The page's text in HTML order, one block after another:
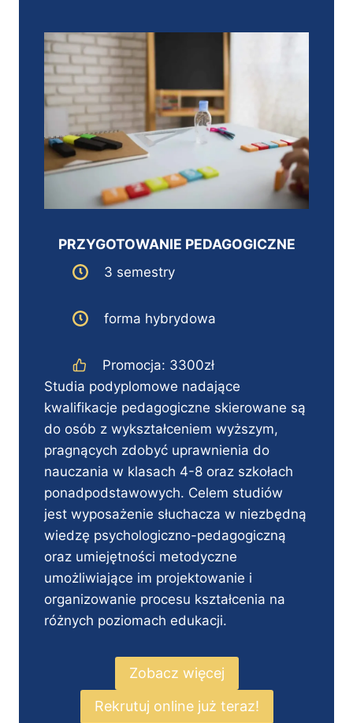
PRZYGOTOWANIE PEDAGOGICZNE
3 semestry
forma hybrydowa
Promocja: 3300zł
Studia podyplomowe nadające
kwalifikacje pedagogiczne skierowane są
do osób z wykształceniem wyższym,
pragnących zdobyć uprawnienia do
nauczania w klasach 4-8 oraz szkołach
ponadpodstawowych. Celem studiów
jest wyposażenie słuchacza w niezbędną
wiedzę psychologiczno-pedagogiczną
oraz umiejętności metodyczne
umożliwiające im projektowanie i
organizowanie procesu kształcenia na
różnych poziomach edukacji.
Zobacz więcej
Rekrutuj online już teraz!